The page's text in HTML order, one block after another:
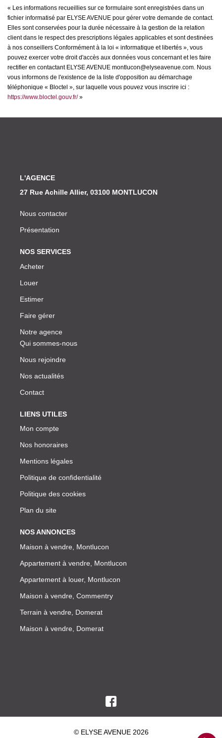
« Les informations recueillies sur ce formulaire sont enregistrées dans un
fichier informatisé par ELYSE AVENUE pour gérer votre demande de contact.
Elles sont conservées pour la durée nécessaire à la gestion de la relation
client dans le respect des prescriptions légales applicables et sont destinées
à nos conseillers Conformément à la loi « informatique et libertés », vous
pouvez exercer votre droit d'accès aux données vous concernant et les faire
rectifier en contactant ELYSE AVENUE montlucon@elyseavenue.com. Nous
vous informons de l'existence de la liste d'opposition au démarchage
téléphonique « Bloctel », sur laquelle vous pouvez vous inscrire ici :
https://www.bloctel.gouv.fr/»
L'AGENCE
27 Rue Achille Allier, 03100 MONTLUCON
Nous contacter
Présentation
NOS SERVICES
Acheter
Louer
Estimer
Faire gérer
Notre agence
Qui sommes-nous
Nous rejoindre
Nos actualités
Contact
LIENS UTILES
Mon compte
Nos honoraires
Mentions légales
Politique de confidentialité
Politique des cookies
Plan du site
NOS ANNONCES
Maison à vendre, Montlucon
Appartement à vendre, Montlucon
Appartement à louer, Montlucon
Maison à vendre, Commentry
Terrain à vendre, Domerat
Maison à vendre, Domerat
© ELYSE AVENUE 2026